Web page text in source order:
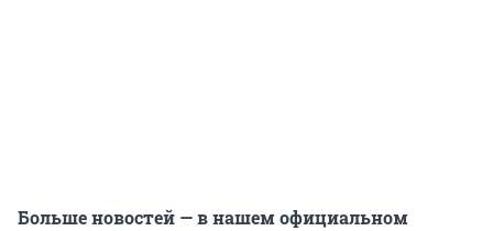
Больше новостей — в нашем официальном